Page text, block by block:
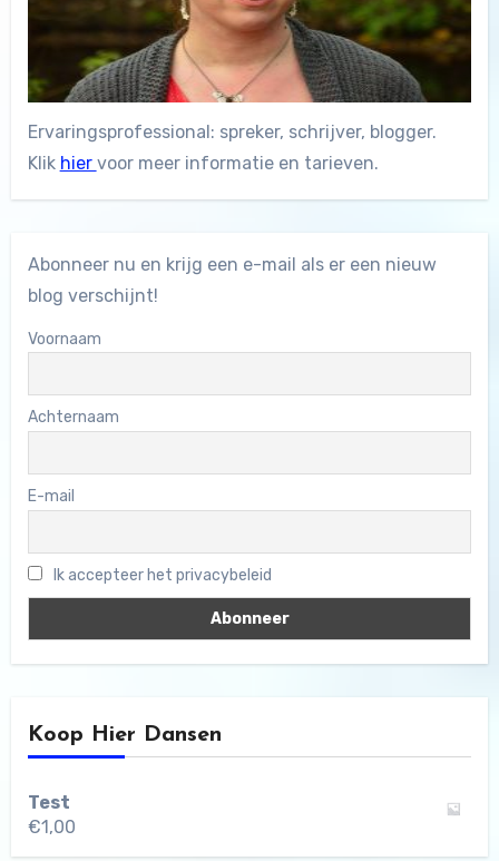
Ervaringsprofessional: spreker, schrijver, blogger.
Klik hier voor meer informatie en tarieven.
Abonneer nu en krijg een e-mail als er een nieuw
blog verschijnt!
Voornaam
Achternaam
E-mail
Ik accepteer het privacybeleid
Koop Hier Dansen
Test
€1,00